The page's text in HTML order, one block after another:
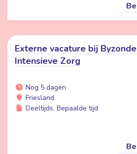
Externe vacature bij
Intensieve Zorg
Nog 5 dagen
Friesland
Deeltijds, Bepaalde tijd